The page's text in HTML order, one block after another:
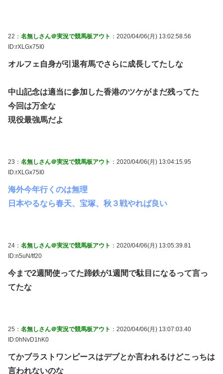
22： 名無しさん＠実況で競馬板アウト ：2020/04/06(月) 13:02:58.56
ID:rXLGx75I0
オルフェ自身が引退有馬でさらに成長してたしな
中山記念は適当に参加した香港のツケがまだ残ってた
今回は万全な
現役最強馬だよ
23： 名無しさん＠実況で競馬板アウト ：2020/04/06(月) 13:04:15.95
ID:rXLGx75I0
海外今年行くのは無理
日本やるなら春天、宝塚、秋３戦やれば良い
24： 名無しさん＠実況で競馬板アウト ：2020/04/06(月) 13:05:39.81
ID:n5uN/tf20
今まで2週間使ってた蹄鉄が1週間で駄目になるって言っ
てたな
25： 名無しさん＠実況で競馬板アウト ：2020/04/06(月) 13:07:03.40
ID:0hNvD1hK0
てかブラストワンピースはデブとか言われるけどこっちは
言われないのな